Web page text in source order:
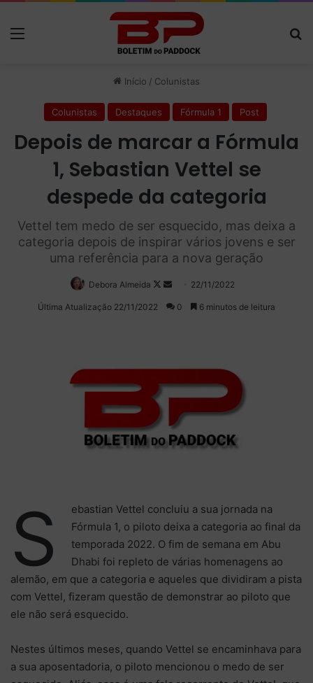
Início / Colunistas
Colunistas Destaques Fórmula 1 Post
Depois de marcar a Fórmula
1, Sebastian Vettel se
despede da categoria
Vettel tem medo de ser esquecido, mas deixa a
categoria depois de inspirar vários jovens e ser
uma referência para a nova geração
Debora Almeida
Follow
on
Mande
um
22/11/2022
Última Atualização 22/11/2022 0 6 minutos de leitura
S
ebastian Vettel concluiu a sua jornada na
Fórmula 1, o piloto deixa a categoria ao final da
temporada 2022. O fim de semana em Abu
Dhabi foi repleto de várias homenagens ao
alemão, em que a categoria e aqueles que dividiram a pista
com Vettel, fizeram questão de demonstrar ao piloto que
ele não será esquecido.
Nestes últimos meses, quando Vettel se encaminhava para
a sua aposentadoria, o piloto mencionou o medo de ser